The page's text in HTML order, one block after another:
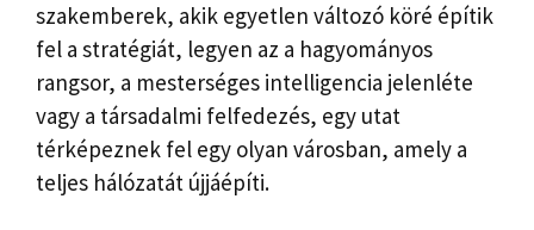
szakemberek, akik egyetlen változó köré építik
fel a stratégiát, legyen az a hagyományos
rangsor, a mesterséges intelligencia jelenléte
vagy a társadalmi felfedezés, egy utat
térképeznek fel egy olyan városban, amely a
teljes hálózatát újjáépíti.